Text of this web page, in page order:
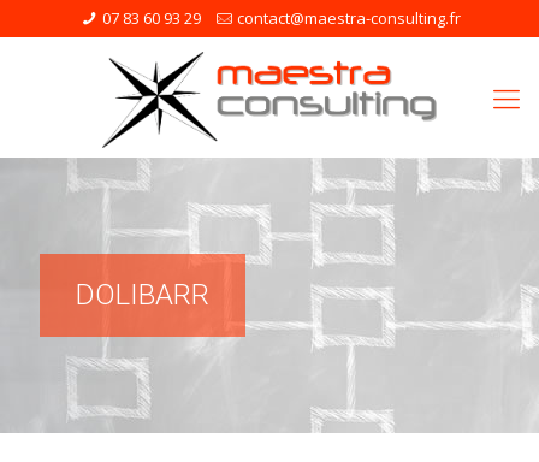
07 83 60 93 29 contact@maestra-consulting.fr
DOLIBARR